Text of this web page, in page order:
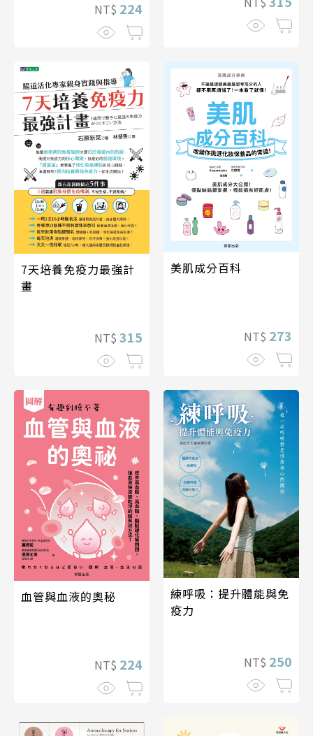
NT$ 224
7天培養免疫力最強計
畫
NT$ 315
美肌成分百科
NT$ 273
血管與血液的奧秘
NT$ 224
練呼吸：提升體能與免
疫力
NT$ 250